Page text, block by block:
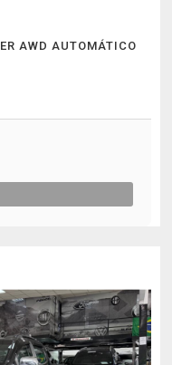
AWD AUTOMÁTICO